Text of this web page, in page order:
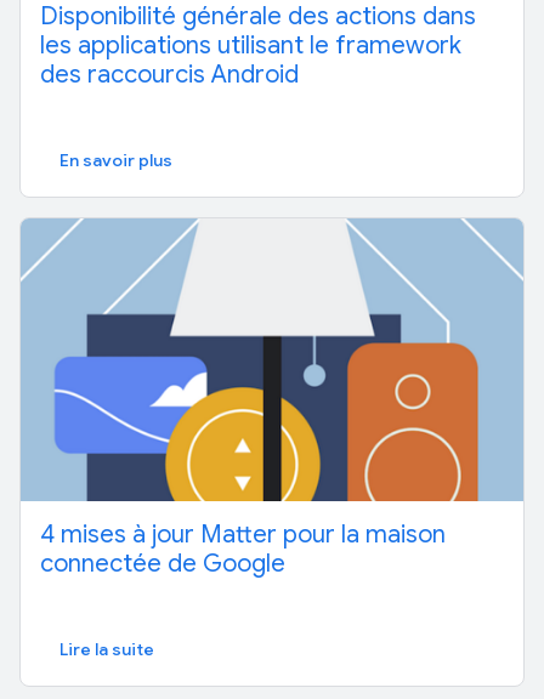
Disponibilité générale des actions dans
les applications utilisant le framework
des raccourcis Android
En savoir plus
4 mises à jour Matter pour la maison
connectée de Google
Lire la suite